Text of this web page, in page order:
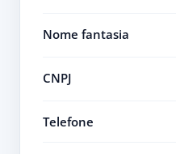
Nome fantasia
CNPJ
Telefone